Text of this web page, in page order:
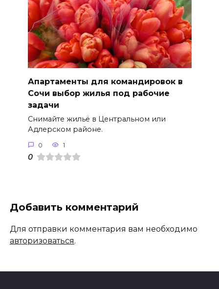
Апартаменты для командировок в
Сочи выбор жилья под рабочие
задачи
Снимайте жильё в Центральном или
Адлерском районе.
0 1
0
Добавить комментарий
Для отправки комментария вам необходимо
авторизоваться.